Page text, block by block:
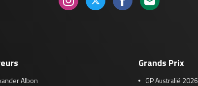
Albon
Grands Prix
GP Australië 2026